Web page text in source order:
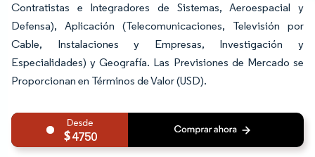
Contratistas e Integradores de Sistemas, Aeroespacial y
Defensa), Aplicación (Telecomunicaciones, Televisión por
Cable, Instalaciones y Empresas, Investigación y
Especialidades) y Geografía. Las Previsiones de Mercado se
Proporcionan en Términos de Valor (USD).
4750